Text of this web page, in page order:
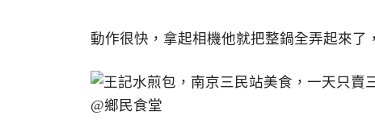
動作很快，拿起相機他就把整鍋全弄起來了